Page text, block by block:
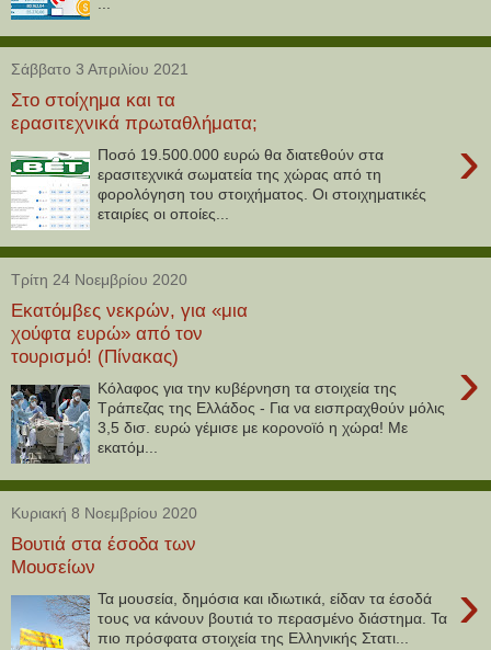
Σάββατο 3 Απριλίου 2021
Στο στοίχημα και τα
ερασιτεχνικά πρωταθλήματα;
›
Ποσό 19.500.000 ευρώ θα διατεθούν στα
ερασιτεχνικά σωματεία της χώρας από τη
φορολόγηση του στοιχήματος. Οι στοιχηματικές
εταιρίες οι οποίες...
Τρίτη 24 Νοεμβρίου 2020
Εκατόμβες νεκρών, για «μια
χούφτα ευρώ» από τον
τουρισμό! (Πίνακας)
›
Κόλαφος για την κυβέρνηση τα στοιχεία της
Τράπεζας της Ελλάδος - Για να εισπραχθούν μόλις
3,5 δισ. ευρώ γέμισε με κορονοϊό η χώρα! Με
εκατόμ...
Κυριακή 8 Νοεμβρίου 2020
Βουτιά στα έσοδα των
Μουσείων
›
Τα μουσεία, δημόσια και ιδιωτικά, είδαν τα έσοδά
τους να κάνουν βουτιά το περασμένο διάστημα. Τα
πιο πρόσφατα στοιχεία της Ελληνικής Στατι...